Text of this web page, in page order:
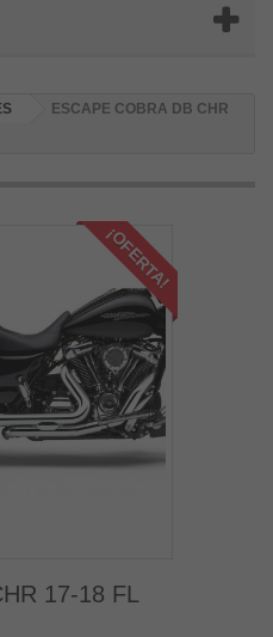
ESCAPE COBRA DB CHR
¡OFERTA!
17-18 FL